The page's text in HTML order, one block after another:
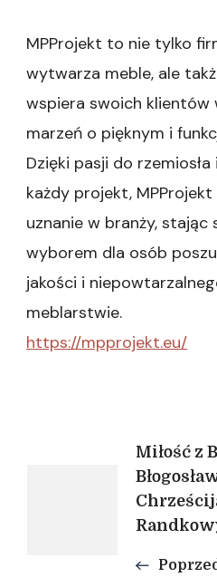
MPProjekt to nie tylko
wytwarza meble, ale
wspiera swoich klientów
marzeń o pięknym i
Dzięki pasji do
każdy projekt, MPProjekt
uznanie w branży,
wyborem dla osób
jakości i
meblarstwie.
https://mpprojekt.eu/
wpisu
Miłość z